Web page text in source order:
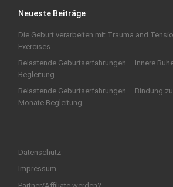
Neueste Beiträge
Die Geburt verarbeiten mit Trauma and
Exercises
Belastende Geburtserfahrungen – Innere
Begleitung
Belastende Geburtserfahrungen – Bindung
Monate Begleitung
Datenschutz
Impressum
Partner/Affiliate werden?